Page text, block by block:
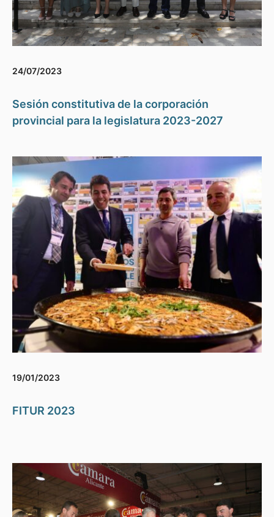
24/07/2023
Sesión constitutiva de la corporación
provincial para la legislatura 2023-2027
19/01/2023
FITUR 2023